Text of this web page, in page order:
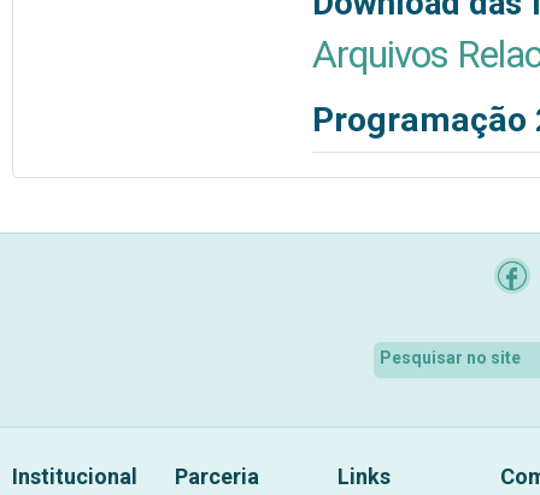
Arquivos
Programação
Institucional Parceria Links